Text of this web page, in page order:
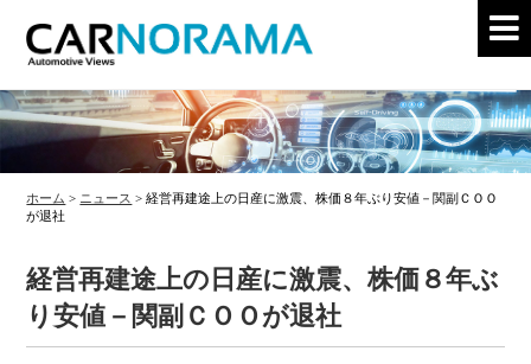
ホーム > ニュース >経営再建途上の日産に激震、株価８年ぶり安値－関副ＣＯＯ
が退社
経営再建途上の日産に激震、株価８年ぶ
り安値－関副ＣＯＯが退社